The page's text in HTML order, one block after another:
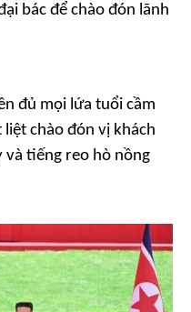
bác để chào đón lãnh
đủ mọi lứa tuổi cầm
chào đón vị khách
và tiếng reo hò nồng